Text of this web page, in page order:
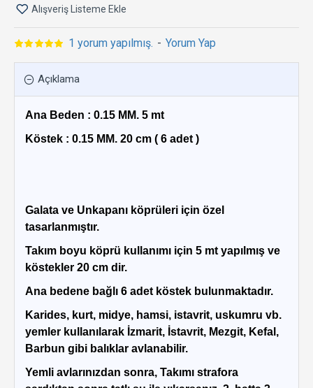
1 yorum yapılmış. - Yorum Yap
Alışveriş Listeme Ekle
Açıklama
Ana Beden : 0.15 MM. 5 mt
Köstek : 0.15 MM. 20 cm ( 6 adet )
Galata ve Unkapanı köprüleri için özel
tasarlanmıştır.
Takım boyu köprü kullanımı için 5 mt yapılmış ve
köstekler 20 cm dir.
Ana bedene bağlı 6 adet köstek bulunmaktadır.
Karides, kurt, midye, hamsi, istavrit, uskumru vb.
yemler kullanılarak İzmarit, İstavrit, Mezgit, Kefal,
Barbun gibi balıklar avlanabilir.
Yemli avlarınızdan sonra, Takımı strafora